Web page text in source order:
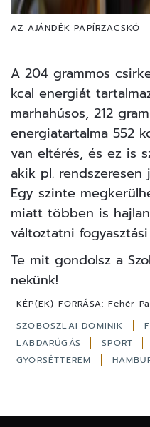
AZ AJÁNDÉK PAPÍRZACSKÓ
A 204 grammos
kcal energiát
marhahúsos, 212
energiatartalma 552
van eltérés, és ez is
akik pl.
Egy szinte
miatt többen is
változtatni
Te mit gondolsz a
nekünk!
KÉP(EK) FORRÁSA: Fehér
SZOBOSZLAI DOMINIK
LABDARÚGÁS
SPORT
GYORSÉTTEREM